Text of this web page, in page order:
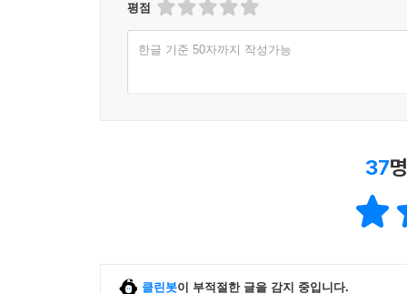
평점
한글 기준 50자까지 작성가능
37
클린봇이 부적절한 글을 감지 중입니다.